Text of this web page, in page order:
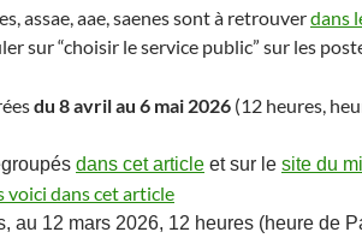
assae, aae, saenes sont à retrouverdans
“choisir le service public” sur les
du 8 avril au 6 mai 2026 (12 heures,
dans cet article et sur le site du
voici dans cet article
au 12 mars 2026, 12 heures (heure de